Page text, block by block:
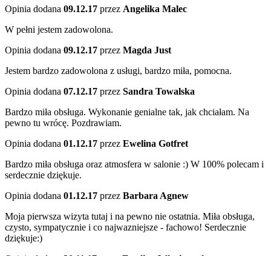
Opinia dodana 09.12.17 przez Angelika Malec
W pełni jestem zadowolona.
Opinia dodana 09.12.17 przez Magda Just
Jestem bardzo zadowolona z usługi, bardzo miła, pomocna.
Opinia dodana 07.12.17 przez Sandra Towalska
Bardzo miła obsługa. Wykonanie genialne tak, jak chciałam. Na
pewno tu wrócę. Pozdrawiam.
Opinia dodana 01.12.17 przez Ewelina Gotfret
Bardzo miła obsługa oraz atmosfera w salonie :) W 100% polecam i
serdecznie dziękuje.
Opinia dodana 01.12.17 przez Barbara Agnew
Moja pierwsza wizyta tutaj i na pewno nie ostatnia. Miła obsługa,
czysto, sympatycznie i co najwazniejsze - fachowo! Serdecznie
dziękuje:)